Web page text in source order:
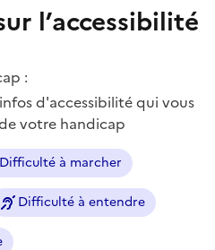
l’accessibilité
:
d'accessibilité qui vous
votre handicap
Difficulté à marcher
Difficulté à entendre